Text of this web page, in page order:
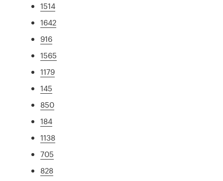
1514
1642
916
1565
1179
145
850
184
1138
705
828